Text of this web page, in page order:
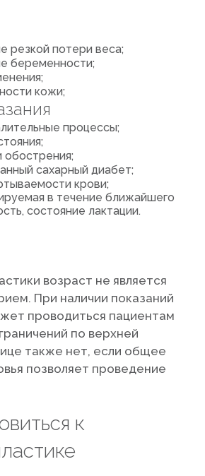
резкой потери веса;
беременности;
кожи;
процессы;
обострения;
сахарный диабет;
крови;
в течение ближайшего
состояние лактации.
возраст не является
При наличии показаний
проводиться пациентам
по верхней
также нет, если общее
позволяет проведение
к